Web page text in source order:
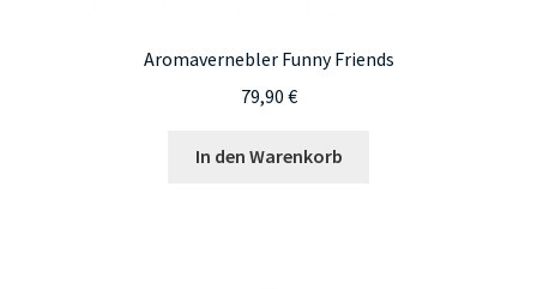
Aromavernebler Funny Friends
79,90 €
In den Warenkorb